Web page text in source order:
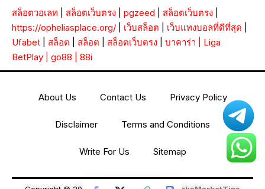
สล็อตวอเลท
สล็อตเว็บตรง pgzeed สล็อตเว็บตรง
https://opheliasplace.org/
เว็บสล็อต เว็บแทงบอลที่ดีที่สุด
Ufabet
สล็อต สล็อต สล็อตเว็บตรง บาคาร่า
Liga
BetPlay
go88 88i
About Us Contact Us Privacy Policy
Disclaimer Terms and Conditions
Write For Us Sitemap